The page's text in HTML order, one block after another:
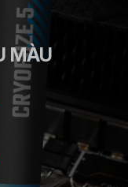
MÀU